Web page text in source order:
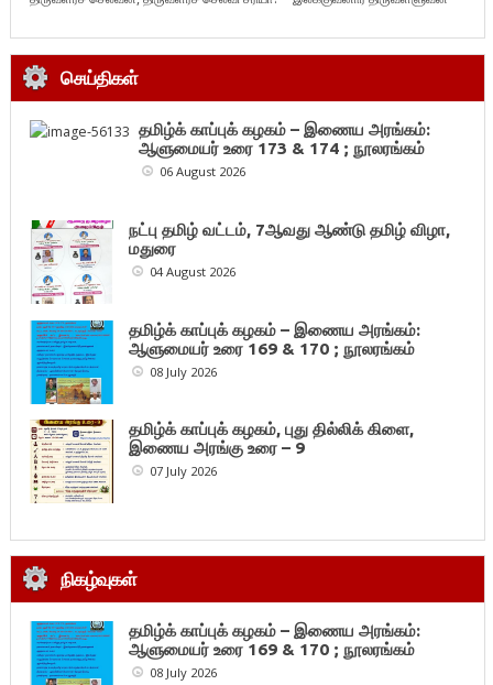
செய்திகள்
தமிழ்க் காப்புக் கழகம் – இணைய அரங்கம்:
ஆளுமையர் உரை 173 & 174 ; நூலரங்கம்
06 August 2026
நட்பு தமிழ் வட்டம், 7ஆவது ஆண்டு தமிழ் விழா,
மதுரை
04 August 2026
தமிழ்க் காப்புக் கழகம் – இணைய அரங்கம்:
ஆளுமையர் உரை 169 & 170 ; நூலரங்கம்
08 July 2026
தமிழ்க் காப்புக் கழகம், புது தில்லிக் கிளை,
இணைய அரங்கு உரை – 9
07 July 2026
நிகழ்வுகள்
தமிழ்க் காப்புக் கழகம் – இணைய அரங்கம்:
ஆளுமையர் உரை 169 & 170 ; நூலரங்கம்
08 July 2026